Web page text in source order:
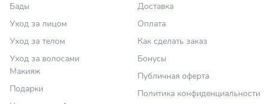
Бады
Уход за лицом
Уход за телом
Уход за волосами
Макияж
Подарки
Доставка
Оплата
Как сделать заказ
Бонусы
Публичная оферта
Политика конфиденциальности